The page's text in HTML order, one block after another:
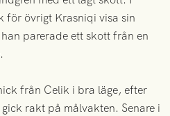
för övrigt Krasniqi visa sin
parerade ett skott från en
från Celik i bra läge, efter
rakt på målvakten. Senare i